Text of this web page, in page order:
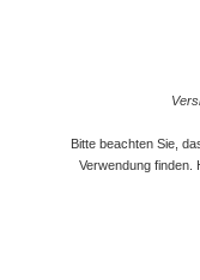
Bitte beachten Sie,
Verwendung finden.